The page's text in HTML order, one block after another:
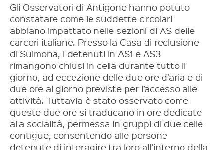
Gli Osservatori di Antigone hanno potuto
constatare come le suddette circolari
abbiano impattato nelle sezioni di AS delle
carceri italiane. Presso la Casa di reclusione
di Sulmona, i detenuti in AS1 e AS3
rimangono chiusi in cella durante tutto il
giorno, ad eccezione delle due ore d’aria e di
due ore al giorno previste per l’accesso alle
attività. Tuttavia è stato osservato come
queste due ore si traducano in ore dedicate
alla socialità, permessa in gruppi di due celle
contigue, consentendo alle persone
detenute di interagire tra loro all’interno della